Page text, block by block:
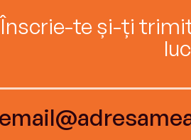
Înscrie-te și-ți